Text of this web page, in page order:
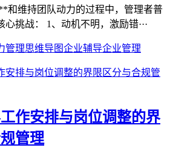
和维持团队动力的过程中，管理者普
挑战： 1、动机不明，激励错···
管理思维导图企业辅导企业管理
作安排与岗位调整的界
管理